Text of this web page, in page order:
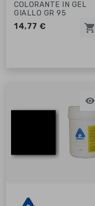
COLORANTE IN GEL
GIALLO GR 95
14,77 € shopping_cart
